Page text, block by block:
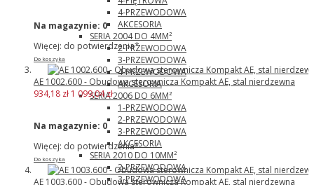
4-PRZEWODOWA
AKCESORIA
SERIA 2004 DO 4MM²
2-PRZEWODOWA
3-PRZEWODOWA
4-PRZEWODOWA
AKCESORIA
SERIA 2006 DO 6MM²
1-PRZEWODOWA
2-PRZEWODOWA
3-PRZEWODOWA
AKCESORIA
SERIA 2010 DO 10MM²
2-PRZEWODOWA
3-PRZEWODOWA
Na magazynie: 0
Więcej: do potwierdzenia*
Do koszyka
AE 1002.600 - Obudowa sterownicza Kompakt AE, stal nierdzewna
934,18 zł 1 099,04 zł
Na magazynie: 0
Więcej: do potwierdzenia*
Do koszyka
AE 1003.600 - Obudowa sterownicza Kompakt AE, stal nierdzewna